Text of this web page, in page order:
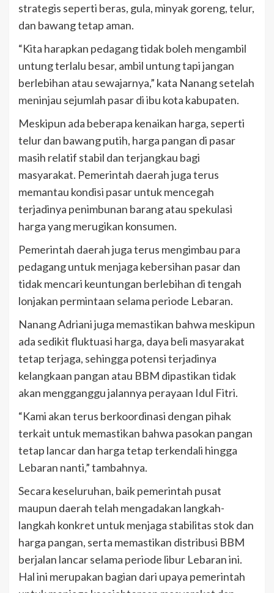
strategis seperti beras, gula, minyak goreng, telur,
dan bawang tetap aman.
“Kita harapkan pedagang tidak boleh mengambil
untung terlalu besar, ambil untung tapi jangan
berlebihan atau sewajarnya,” kata Nanang setelah
meninjau sejumlah pasar di ibu kota kabupaten.
Meskipun ada beberapa kenaikan harga, seperti
telur dan bawang putih, harga pangan di pasar
masih relatif stabil dan terjangkau bagi
masyarakat. Pemerintah daerah juga terus
memantau kondisi pasar untuk mencegah
terjadinya penimbunan barang atau spekulasi
harga yang merugikan konsumen.
Pemerintah daerah juga terus mengimbau para
pedagang untuk menjaga kebersihan pasar dan
tidak mencari keuntungan berlebihan di tengah
lonjakan permintaan selama periode Lebaran.
Nanang Adriani juga memastikan bahwa meskipun
ada sedikit fluktuasi harga, daya beli masyarakat
tetap terjaga, sehingga potensi terjadinya
kelangkaan pangan atau BBM dipastikan tidak
akan mengganggu jalannya perayaan Idul Fitri.
“Kami akan terus berkoordinasi dengan pihak
terkait untuk memastikan bahwa pasokan pangan
tetap lancar dan harga tetap terkendali hingga
Lebaran nanti,” tambahnya.
Secara keseluruhan, baik pemerintah pusat
maupun daerah telah mengadakan langkah-
langkah konkret untuk menjaga stabilitas stok dan
harga pangan, serta memastikan distribusi BBM
berjalan lancar selama periode libur Lebaran ini.
Hal ini merupakan bagian dari upaya pemerintah